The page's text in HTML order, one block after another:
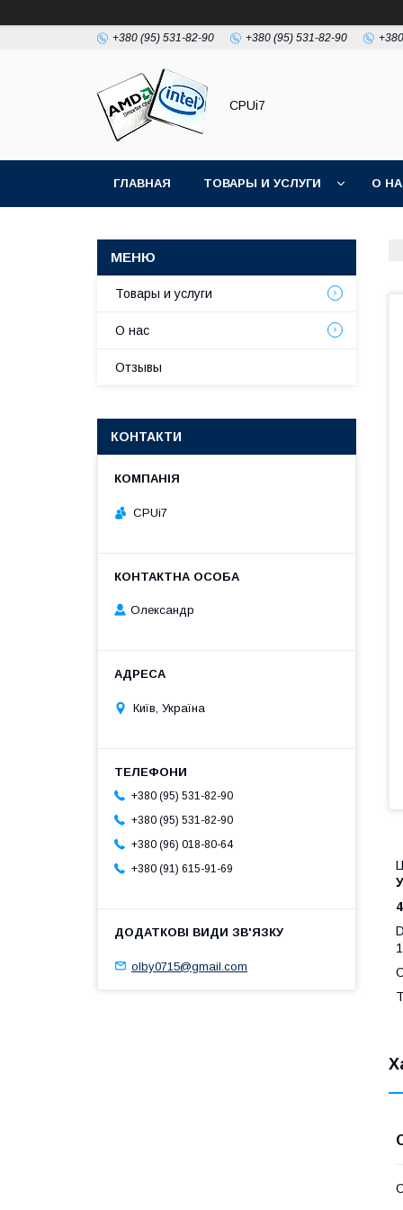
+380 (95) 531-82-90 +380 (95) 531-82-90
CPUi7
ГЛАВНАЯ ТОВАРЫ И УСЛУГИ О
Товары и услуги
О нас
Отзывы
КОНТАКТИ
CPUi7
Олександр
Київ, Україна
+380 (95) 531-82-90
+380 (95) 531-82-90
+380 (96) 018-80-64
+380 (91) 615-91-69
olby0715@gmail.com